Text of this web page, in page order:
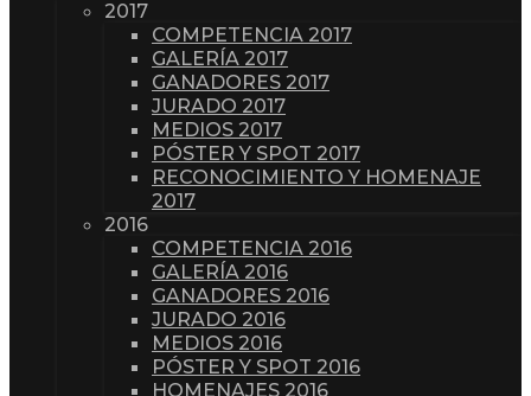
2017
COMPETENCIA 2017
GALERÍA 2017
GANADORES 2017
JURADO 2017
MEDIOS 2017
PÓSTER Y SPOT 2017
RECONOCIMIENTO Y HOMENAJE
2017
2016
COMPETENCIA 2016
GALERÍA 2016
GANADORES 2016
JURADO 2016
MEDIOS 2016
PÓSTER Y SPOT 2016
HOMENAJES 2016